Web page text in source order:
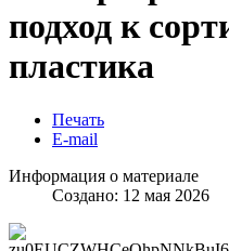
подход к
пластика
Печать
E-mail
Информация о материале
Создано: 12 мая 2026